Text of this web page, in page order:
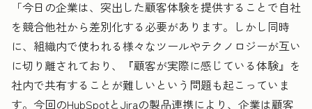
「今日の企業は、突出した顧客体験を提供することで自社
を競合他社から差別化する必要があります。しかし同時
に、組織内で使われる様々なツールやテクノロジーが互い
に切り離されており、『顧客が実際に感じている体験』を
社内で共有することが難しいという問題も起こっていま
す。今回のHubSpotとJiraの製品連携により、企業は顧客